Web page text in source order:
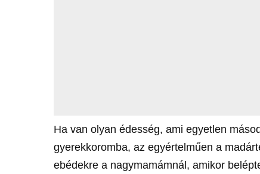
Ha van olyan édesség, ami egyetlen
gyerekkoromba, az egyértelműen a
ebédekre a nagymamámnál, amikor